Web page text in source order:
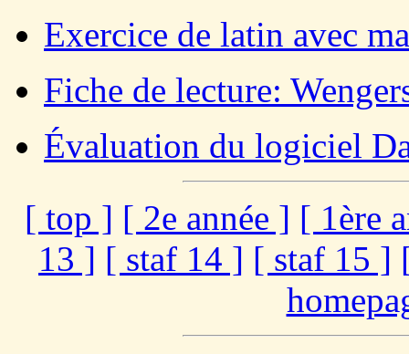
Exercice de latin avec
Fiche de lecture:
Évaluation du logiciel
[ top ] [ 2e année ] [ 1ère
13 ] [ staf 14 ] [ staf 15 ]